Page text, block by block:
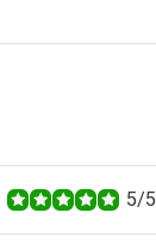
5/5